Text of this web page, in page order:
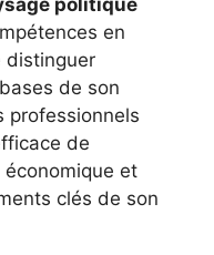
politique
en
distinguer
de son
professionnels
de
et
clés de son